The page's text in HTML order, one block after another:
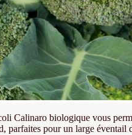
Calinaro biologique vous
parfaites pour un large éventail